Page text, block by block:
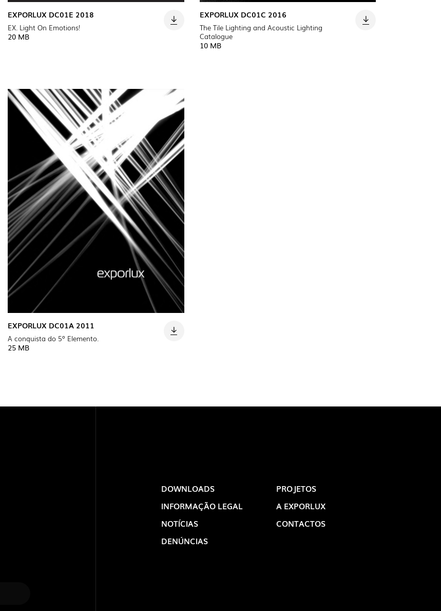
EXPORLUX DC01E 2018
EX. Light On Emotions!
20 MB
EXPORLUX DC01C 2016
The Tile Lighting and Acoustic Lighting
Catalogue
10 MB
EXPORLUX DC01A 2011
A conquista do 5º Elemento.
25 MB
DOWNLOADS
PROJETOS
INFORMAÇÃO LEGAL
A EXPORLUX
NOTÍCIAS
CONTACTOS
DENÚNCIAS